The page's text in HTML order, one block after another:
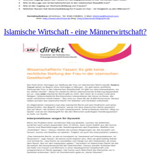
Islamische Wirtschaft - eine Männerwirtschaft?